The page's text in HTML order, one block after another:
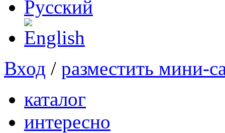
Вход / разместить мини-
каталог
интересно